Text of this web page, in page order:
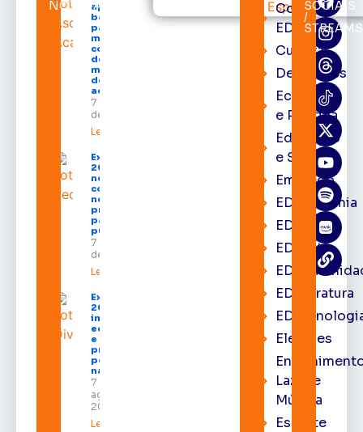
NOTÍCIASapresenta
balanço
parcial do
mandato
com mais
de R$ 668
milhões
destinados
ao Amapá
7 de agosto
de 2026
Leia mais »
Expofeira
2026 começa
neste sábado
com shows,
negócios e
programação
para todos os
públicos
7 de agosto
de 2026
Leia mais »
Expofeira
2026
impulsiona
economia
e aumenta
procura
por hotéis
na capital
7 de
agosto de
2026
Leia mais »
Cortes
EDcast
Cultura
Destaques
Economia
e Política
Educação
e Saúde
Emprego
EDacademia
EDbrasília
EDcast
EDliteratura
Eleições
Lazer e
Música
Esporte
SOCIAIS
/
STREAMS